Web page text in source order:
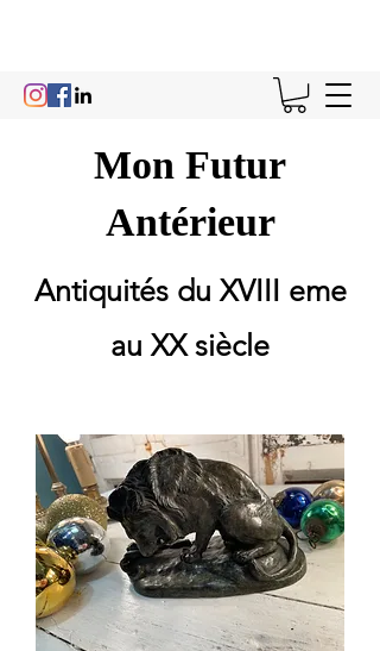
Mon Futur
Antérieur
Antiquités du XVIII eme
au XX siècle